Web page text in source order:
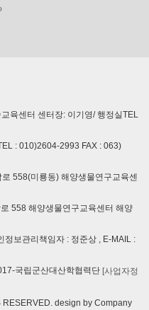
육센터 센터장: 이기영/ 행정실TEL
2993 FAX : 063)
558(미룡동) 해양생물연구교육센
해양생물연구교육센터 해양
보관리책임자 : 정준상 , E-MAIL :
국립군산대산학협력단 [사업자정
RESERVED. design by Company